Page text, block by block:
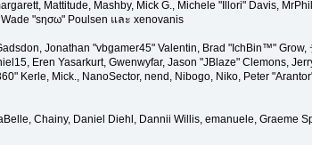
Mattitude, Mashby, Mick G., Michele "Illori" Davis,
"sησω" Poulsen และ xenovanis
Jonathan "vbgamer45" Valentin, Brad "IchBin™"
Eren Yasarkurt, Gwenwyfar, Jason "JBlaze" Clemons,
Kerle, Mick., NanoSector, nend, Nibogo, Niko, Peter
Chainy, Daniel Diehl, Dannii Willis, emanuele, Graeme